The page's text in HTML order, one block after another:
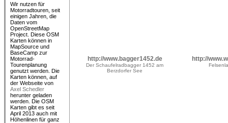
Wir nutzen für
Motorradtouren, seit
einigen Jahren, die
Daten vom
OpenStreetMap
Project. Diese OSM
Karten können in
MapSource und
BaseCamp zur
Motorrad-
Tourenplanung
genutzt werden. Die
Karten können, auf
der Webseite von
Axel Schedler
herunter geladen
werden. Die OSM
Karten gibt es seit
April 2013 auch mit
Höhenlinen für ganz
http://www.bagger1452.de
Der Schaufelradbagger 1452 am
Berzdorfer See
http://